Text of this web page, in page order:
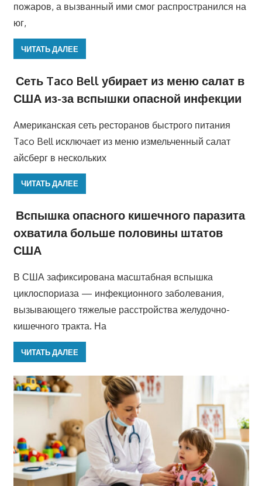
пожаров, а вызванный ими смог распространился на
юг,
ЧИТАТЬ ДАЛЕЕ
Сеть Taco Bell убирает из меню салат в
США из-за вспышки опасной инфекции
Американская сеть ресторанов быстрого питания
Taco Bell исключает из меню измельченный салат
айсберг в нескольких
ЧИТАТЬ ДАЛЕЕ
Вспышка опасного кишечного паразита
охватила больше половины штатов
США
В США зафиксирована масштабная вспышка
циклоспориаза — инфекционного заболевания,
вызывающего тяжелые расстройства желудочно-
кишечного тракта. На
ЧИТАТЬ ДАЛЕЕ